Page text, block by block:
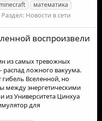
minecraft
математика
Раздел: Новости в сети
воспроизвели
из самых тревожных
ложного вакуума.
гибель Вселенной, но
между энергетическими
из Университета Цинхуа
для